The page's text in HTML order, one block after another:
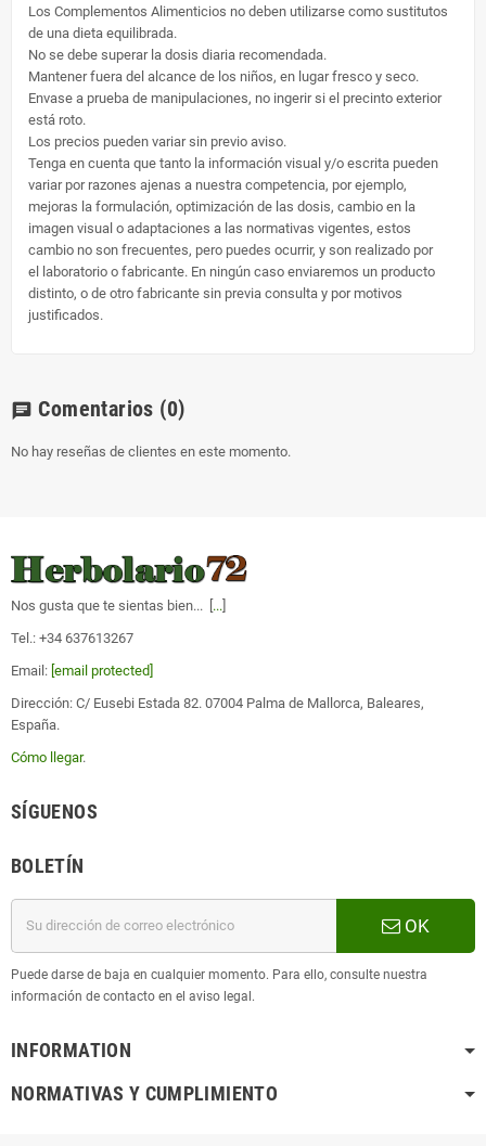
Los Complementos Alimenticios no deben utilizarse como sustitutos
de una dieta equilibrada.
No se debe superar la dosis diaria recomendada.
Mantener fuera del alcance de los niños, en lugar fresco y seco.
Envase a prueba de manipulaciones, no ingerir si el precinto exterior
está roto.
Los precios pueden variar sin previo aviso.
Tenga en cuenta que tanto la información visual y/o escrita pueden
variar por razones ajenas a nuestra competencia, por ejemplo,
mejoras la formulación, optimización de las dosis, cambio en la
imagen visual o adaptaciones a las normativas vigentes, estos
cambio no son frecuentes, pero puedes ocurrir, y son realizado por
el laboratorio o fabricante. En ningún caso enviaremos un producto
distinto, o de otro fabricante sin previa consulta y por motivos
justificados.
chat Comentarios (0)
No hay reseñas de clientes en este momento.
Nos gusta que te sientas bien... [ ...
Tel.: +34 637613267
Email: [email protected]
Dirección: C/ Eusebi Estada 82. 07004 Palma de Mallorca, Baleares,
España.
Cómo llegar.
SÍGUENOS
BOLETÍN
OK
Puede darse de baja en cualquier momento. Para ello, consulte nuestra
información de contacto en el aviso legal.
INFORMATION
NORMATIVAS Y CUMPLIMIENTO